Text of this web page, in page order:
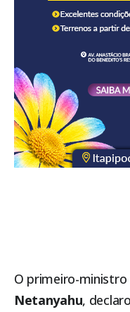
O primeiro-ministro
Netanyahu,